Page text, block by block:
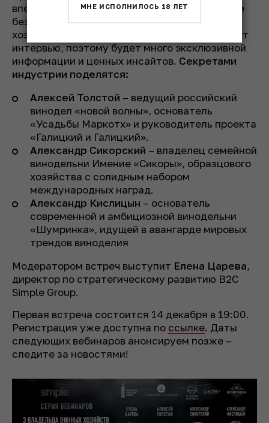
впервые на самые актуальные вопросы о вине
без цензуры ответят владельцы топовых
хозяйств. Эксперты такого уровня редко дают
интервью, поэтому будет много эксклюзивной
информации и ценных инсайтов. Секретами
индустрии поделятся:
Алексей Толстой – ведущий российский
винодел «новой волны», основатель
«Усадьбы Маркотх» и руководитель проекта
«Галицкий и Галицкий».
Александр Сикорский – владелец семейной
винодельни Имение «Сикоры», образцового
хозяйства c солидным набором
международных наград.
Александр Кислицын – основатель
современной и амбициозной винодельни
«Шумринка», идущей в авангарде мировых
трендов виноделия
Модератором встреч выступит Елена Царева,
директор по стратегическому развитию B2C
Simple Group.
Первая встреча состоится 14 декабря в 19:00.
Регистрация уже доступна по ссылке. Даты
следующих вебинаров анонсируем позже –
следите за новостями!
МНЕ ИСПОЛНИЛОСЬ 18 ЛЕТ